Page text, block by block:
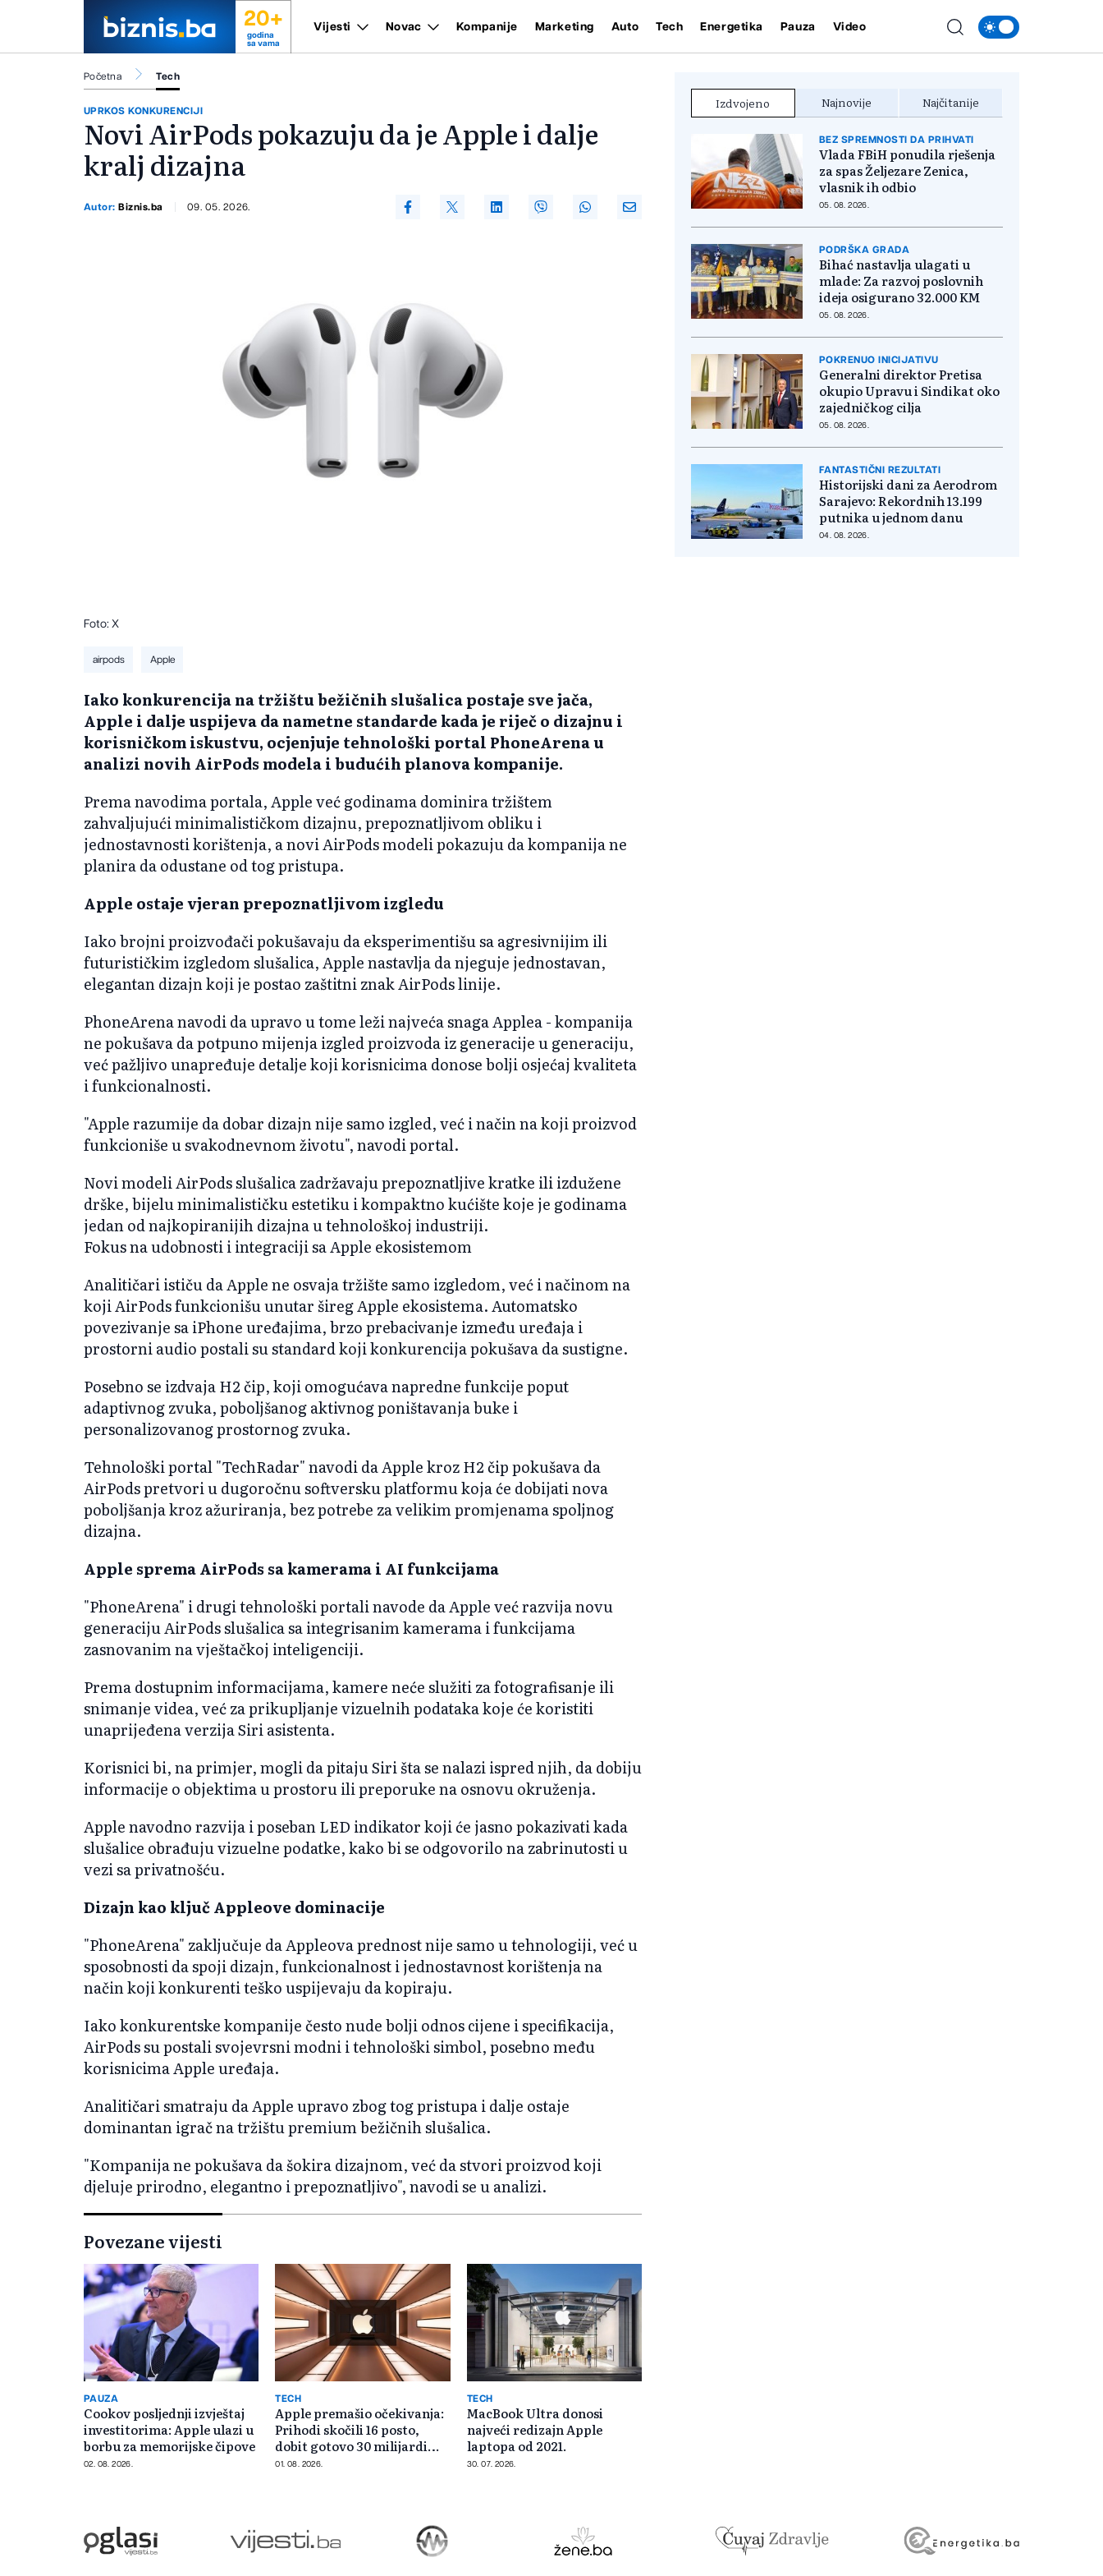
20+
godina
sa vama
Vijesti Novac Kompanije Marketing Auto Tech Energetika Pauza Video
Početna Tech
UPRKOS KONKURENCIJI
Novi AirPods pokazuju da je Apple i dalje
kralj dizajna
Autor:Biznis.ba 09. 05. 2026.
Foto: X
airpods Apple
​Iako konkurencija na tržištu bežičnih slušalica postaje sve jača,
Apple i dalje uspijeva da nametne standarde kada je riječ o dizajnu i
korisničkom iskustvu, ocjenjuje tehnološki portal PhoneArena u
analizi novih AirPods modela i budućih planova kompanije.
Prema navodima portala, Apple već godinama dominira tržištem
zahvaljujući minimalističkom dizajnu, prepoznatljivom obliku i
jednostavnosti korištenja, a novi AirPods modeli pokazuju da kompanija ne
planira da odustane od tog pristupa.
Apple ostaje vjeran prepoznatljivom izgledu
Iako brojni proizvođači pokušavaju da eksperimentišu sa agresivnijim ili
futurističkim izgledom slušalica, Apple nastavlja da njeguje jednostavan,
elegantan dizajn koji je postao zaštitni znak AirPods linije.
PhoneArena navodi da upravo u tome leži najveća snaga Applea - kompanija
ne pokušava da potpuno mijenja izgled proizvoda iz generacije u generaciju,
već pažljivo unapređuje detalje koji korisnicima donose bolji osjećaj kvaliteta
i funkcionalnosti.
"Apple razumije da dobar dizajn nije samo izgled, već i način na koji proizvod
funkcioniše u svakodnevnom životu", navodi portal.
Novi modeli AirPods slušalica zadržavaju prepoznatljive kratke ili izdužene
drške, bijelu minimalističku estetiku i kompaktno kućište koje je godinama
jedan od najkopiranijih dizajna u tehnološkoj industriji.
Fokus na udobnosti i integraciji sa Apple ekosistemom
Analitičari ističu da Apple ne osvaja tržište samo izgledom, već i načinom na
koji AirPods funkcionišu unutar šireg Apple ekosistema. Automatsko
povezivanje sa iPhone uređajima, brzo prebacivanje između uređaja i
prostorni audio postali su standard koji konkurencija pokušava da sustigne.
Posebno se izdvaja H2 čip, koji omogućava napredne funkcije poput
adaptivnog zvuka, poboljšanog aktivnog poništavanja buke i
personalizovanog prostornog zvuka.
Tehnološki portal "TechRadar" navodi da Apple kroz H2 čip pokušava da
AirPods pretvori u dugoročnu softversku platformu koja će dobijati nova
poboljšanja kroz ažuriranja, bez potrebe za velikim promjenama spoljnog
dizajna.
Apple sprema AirPods sa kamerama i AI funkcijama
"PhoneArena" i drugi tehnološki portali navode da Apple već razvija novu
generaciju AirPods slušalica sa integrisanim kamerama i funkcijama
zasnovanim na vještačkoj inteligenciji.
Prema dostupnim informacijama, kamere neće služiti za fotografisanje ili
snimanje videa, već za prikupljanje vizuelnih podataka koje će koristiti
unaprijeđena verzija Siri asistenta.
Korisnici bi, na primjer, mogli da pitaju Siri šta se nalazi ispred njih, da dobiju
informacije o objektima u prostoru ili preporuke na osnovu okruženja.
Apple navodno razvija i poseban LED indikator koji će jasno pokazivati kada
slušalice obrađuju vizuelne podatke, kako bi se odgovorilo na zabrinutosti u
vezi sa privatnošću.
Dizajn kao ključ Appleove dominacije
"PhoneArena" zaključuje da Appleova prednost nije samo u tehnologiji, već u
sposobnosti da spoji dizajn, funkcionalnost i jednostavnost korištenja na
način koji konkurenti teško uspijevaju da kopiraju.
Iako konkurentske kompanije često nude bolji odnos cijene i specifikacija,
AirPods su postali svojevrsni modni i tehnološki simbol, posebno među
korisnicima Apple uređaja.
Analitičari smatraju da Apple upravo zbog tog pristupa i dalje ostaje
dominantan igrač na tržištu premium bežičnih slušalica.
"Kompanija ne pokušava da šokira dizajnom, već da stvori proizvod koji
djeluje prirodno, elegantno i prepoznatljivo", navodi se u analizi.
Povezane vijesti
PAUZA
Cookov posljednji izvještaj
investitorima: Apple ulazi u
borbu za memorijske čipove
02. 08. 2026.
TECH
Apple premašio očekivanja:
Prihodi skočili 16 posto,
dobit gotovo 30 milijardi
dolara
01. 08. 2026.
TECH
MacBook Ultra donosi
najveći redizajn Apple
laptopa od 2021.
30. 07. 2026.
Izdvojeno Najnovije Najčitanije
BEZ SPREMNOSTI DA PRIHVATI
Vlada FBiH ponudila rješenja
za spas Željezare Zenica,
vlasnik ih odbio
05. 08. 2026.
PODRŠKA GRADA
Bihać nastavlja ulagati u
mlade: Za razvoj poslovnih
ideja osigurano 32.000 KM
05. 08. 2026.
POKRENUO INICIJATIVU
Generalni direktor Pretisa
okupio Upravu i Sindikat oko
zajedničkog cilja
05. 08. 2026.
FANTASTIČNI REZULTATI
Historijski dani za Aerodrom
Sarajevo: Rekordnih 13.199
putnika u jednom danu
04. 08. 2026.